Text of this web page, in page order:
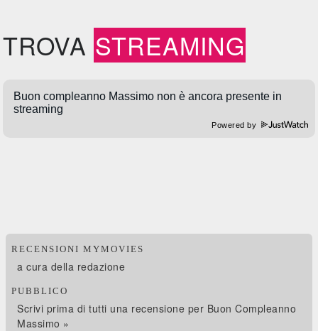
TROVA STREAMING
Powered by
RECENSIONI MYMOVIES
a cura della redazione
PUBBLICO
Scrivi prima di tutti una recensione per Buon Compleanno
Massimo »